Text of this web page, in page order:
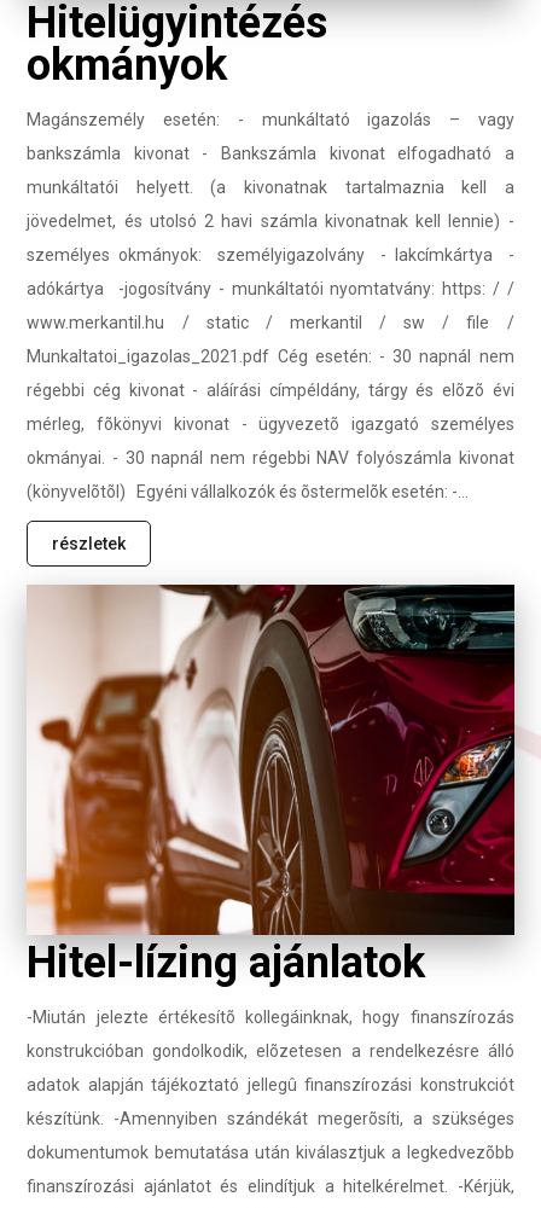
Hitelügyintézés
okmányok
Magánszemély esetén: - munkáltató igazolás – vagy
bankszámla kivonat - Bankszámla kivonat elfogadható a
munkáltatói helyett. (a kivonatnak tartalmaznia kell a
jövedelmet, és utolsó 2 havi számla kivonatnak kell lennie) -
személyes okmányok: személyigazolvány - lakcímkártya -
adókártya -jogosítvány - munkáltatói nyomtatvány: https: / /
www.merkantil.hu / static / merkantil / sw / file /
Munkaltatoi_igazolas_2021.pdf Cég esetén: - 30 napnál nem
régebbi cég kivonat - aláírási címpéldány, tárgy és elõzõ évi
mérleg, fõkönyvi kivonat - ügyvezetõ igazgató személyes
okmányai. - 30 napnál nem régebbi NAV folyószámla kivonat
(könyvelõtõl) Egyéni vállalkozók és õstermelõk esetén: -...
részletek
Hitel-lízing ajánlatok
-Miután jelezte értékesítõ kollegáinknak, hogy finanszírozás
konstrukcióban gondolkodik, elõzetesen a rendelkezésre álló
adatok alapján tájékoztató jellegû finanszírozási konstrukciót
készítünk. -Amennyiben szándékát megerõsíti, a szükséges
dokumentumok bemutatása után kiválasztjuk a legkedvezõbb
finanszírozási ajánlatot és elindítjuk a hitelkérelmet. -Kérjük,